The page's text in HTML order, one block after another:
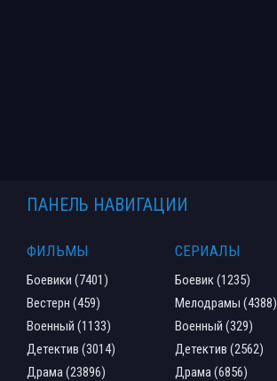
ПАНЕЛЬ НАВИГАЦИИ
ФИЛЬМЫ
Боевики (7401)
Вестерн (459)
Военный (1133)
Детектив (3014)
Драма (23896)
СЕРИАЛЫ
Боевик (1235)
Мелодрамы (4388)
Военный (329)
Детектив (2562)
Драма (6856)